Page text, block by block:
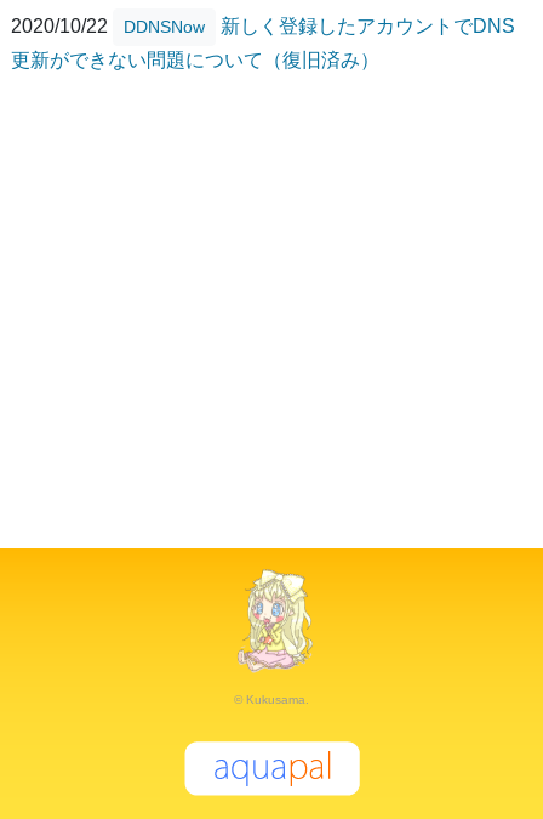
2020/10/22
DDNSNow
新しく登録したアカウントでDNS
更新ができない問題について（復旧済み）
© Kukusama.